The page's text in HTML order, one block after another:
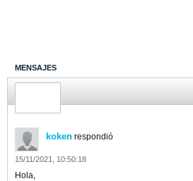
MENSAJES
ÚLTIMA ACTIVIDAD
koken respondió
15/11/2021, 10:50:18
Hola,